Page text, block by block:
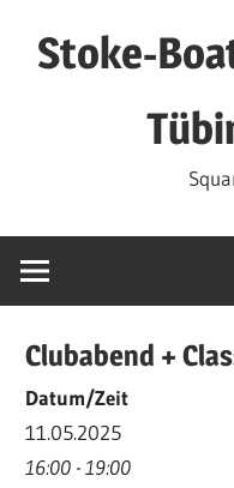
InhaltStoke-
Clubabend +
Datum/Zeit
11.05.2025
16:00 - 19:00